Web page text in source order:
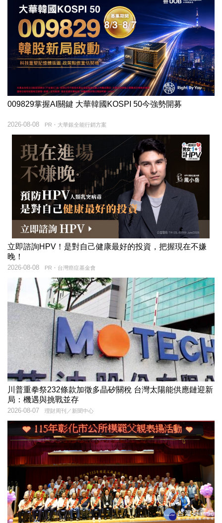
009829掌握AI關鍵 大華韓國KOSPI 50今強勢開募
PR・大華銀全能行銷方案
2026-08-08
立即諮詢HPV！是對自己健康最好的投資，把握現在不嫌
晚！
PR・台灣癌症基金會
2026-08-08
川普重拳祭232條款加徵多晶矽關稅 台灣太陽能供應鏈迎新
局：機遇與挑戰並存
理財周刊／新聞中心
2026-08-07